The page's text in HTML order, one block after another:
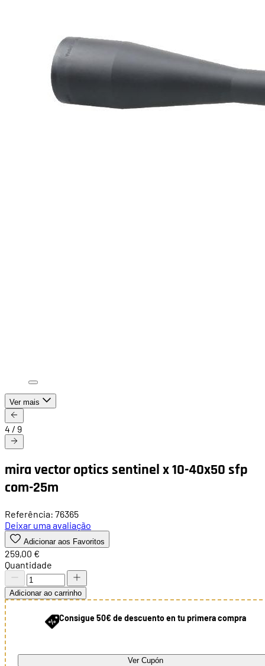
Ver mais
4 / 9
mira vector optics sentinel x 10-40x50 sfp
com-25m
Referência: 76365
Deixar uma avaliação
Adicionar aos Favoritos
259,00 €
Quantidade
Adicionar ao carrinho
Consigue 50€ de descuento en tu primera compra
Ver Cupón